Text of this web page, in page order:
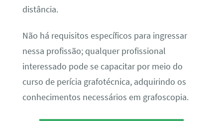
distância.
Não há requisitos específicos para ingressar
nessa profissão; qualquer profissional
interessado pode se capacitar por meio do
curso de perícia grafotécnica, adquirindo os
conhecimentos necessários em grafoscopia.